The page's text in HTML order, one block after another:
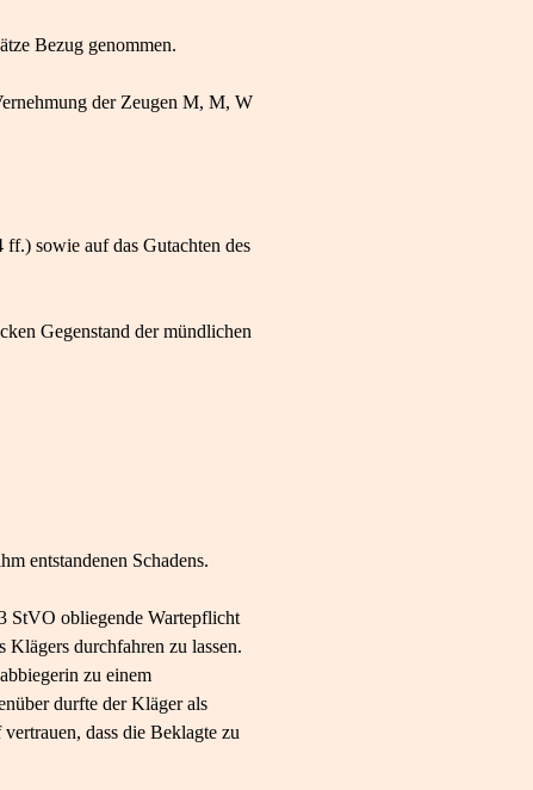
Bezug genommen.
der Zeugen M, M, W
sowie auf das Gutachten des
Gegenstand der mündlichen
entstandenen Schadens.
StVO obliegende Wartepflicht
Klägers durchfahren zu lassen.
zu einem
durfte der Kläger als
dass die Beklagte zu